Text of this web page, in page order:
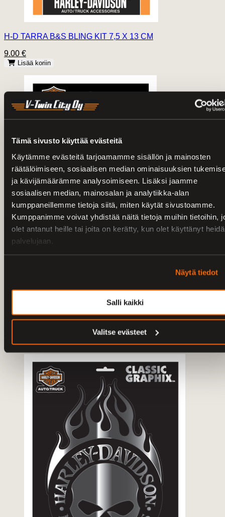
Tämä sivusto käyttää evästeitä
Käytämme evästeitä tarjoamamme sisällön ja mainosten
räätälöimiseen, sosiaalisen median ominaisuuksien
ja kävijämäärämme analysoimiseen. Lisäksi jaamme
sosiaalisen median, mainosalan ja analytiikka-alan
kumppaneillemme tietoja siitä, miten käytät sivustoamme.
Kumppanimme voivat yhdistää näitä tietoja muihin tietoihin,
olet antanut heille tai joita on kerätty, kun olet käyttänyt
palvelujaan.
Näytä tiedot
Salli kaikki
Valitse evästeet
H-D TARRA B&S BLING KIT 7,5 X 13 CM
9.00 €
Lisää koriin
H-D TARRA SCRIPT GEMZ BLING KIT 7,5 X 13 CM
Lisää koriin